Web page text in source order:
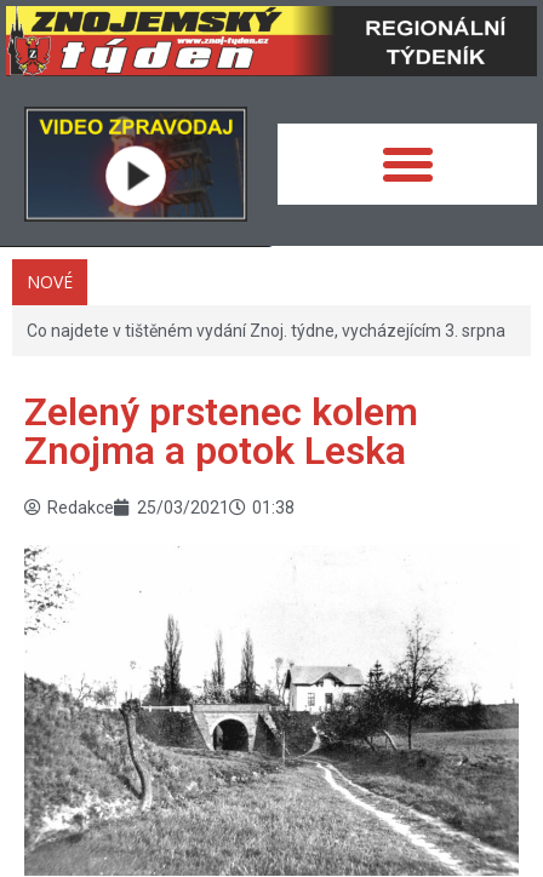
NOVÉ
Co najdete v tištěném vydání Znoj. týdne, vycházejícím 3. srpna
Zelený prstenec kolem
Znojma a potok Leska
Redakce 25/03/2021 01:38